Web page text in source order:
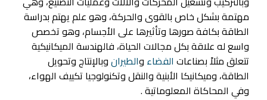
مهتمة بشكل خاص بالقوى والحركة، وهو علم يهتم بدراسة
الطاقة بكافة صورها وتأثيرها على الأجسام، وهو تخصص
واسع له علاقة بكل مجالات الحياة، فالهندسة الميكانيكية
تتعلق مثلاً بصناعات الفضاء والطيرانوبالإنتاج وتحويل
الطاقة، وميكانيكا الأبنية والنقل وتكنولوجيا تكييف الهواء،
وفي المحاكاة المعلوماتية .